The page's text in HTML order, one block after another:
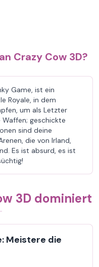
Crazy Cow 3D?
Game, ist ein
Royale, in dem
um als Letzter
Waffen; geschickte
sind deine
die von Irland,
Es ist absurd, es ist
3D dominiert
Meistere die